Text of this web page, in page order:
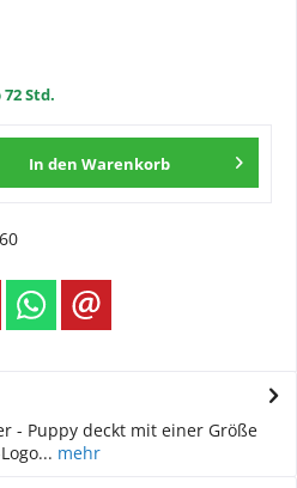
Std.
In den Warenkorb
- Puppy deckt mit einer Größe
mehr